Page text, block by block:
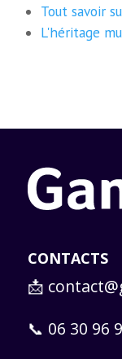
Tout savoir
L'héritage
CONTACTS
📩
📞 06 30 96